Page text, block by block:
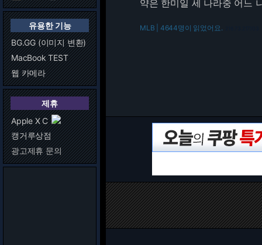
유용한 기능
BG.GG (이미지 변환)
MacBook TEST
웹 카메라
제휴
Apple X C
캥거루상점
광고제휴 문의
약은 한미일 세 나라중 어느
MLB | 4644명이 읽었어요.